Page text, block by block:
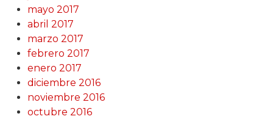
mayo 2017
abril 2017
marzo 2017
febrero 2017
enero 2017
diciembre 2016
noviembre 2016
octubre 2016